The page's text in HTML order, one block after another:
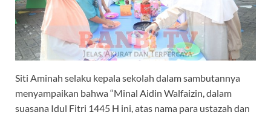
Siti Aminah selaku kepala sekolah dalam sambutannya
menyampaikan bahwa “Minal Aidin Walfaizin, dalam
suasana Idul Fitri 1445 H ini, atas nama para ustazah dan